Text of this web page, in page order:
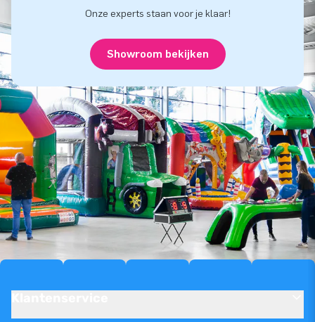
Onze experts staan voor je klaar!
Showroom bekijken